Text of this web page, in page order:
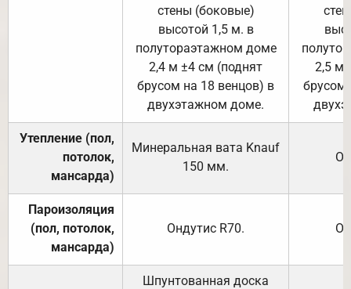
стены (боковые)
высотой 1,5 м. в
полутораэтажном доме
2,4 м ±4 см (поднят
брусом на 18 венцов) в
двухэтажном доме.
2,5 м
брусом
Утепление (пол,
потолок,
мансарда)
Минеральная вата Knauf
150 мм.
Пароизоляция
(пол, потолок,
мансарда)
Ондутис R70.
Шпунтованная доска